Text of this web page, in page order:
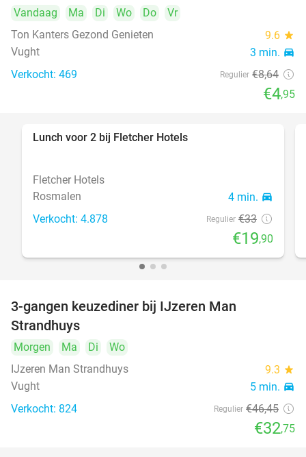
Vandaag Ma Di Wo Do
Vr
Ton Kanters Gezond Genieten
9.6 star
Vught 3 min. directions_car
Verkocht: 469 Regulier €8,64
€4,95
Lunch voor 2 bij Fletcher Hotels
Fletcher Hotels
Rosmalen
4 min. directions_car
Verkocht: 4.878 Regulier €33
€19,90
3-gangen keuzediner bij IJzeren Man
Strandhuys
Morgen Ma Di
Wo
IJzeren Man Strandhuys
9.3 star
Vught 5 min. directions_car
Verkocht: 824 Regulier €46,45
€32,75